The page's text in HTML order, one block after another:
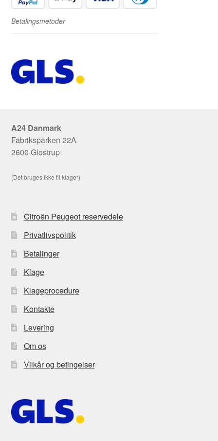
Betalingsmetoder
A24 Danmark
Fabriksparken 22A
2600 Glostrup
(Det bruges ikke til klager)
Citroën Peugeot reservedele
Privatlivspolitik
Betalinger
Klage
Klageprocedure
Kontakte
Levering
Om os
Vilkår og betingelser